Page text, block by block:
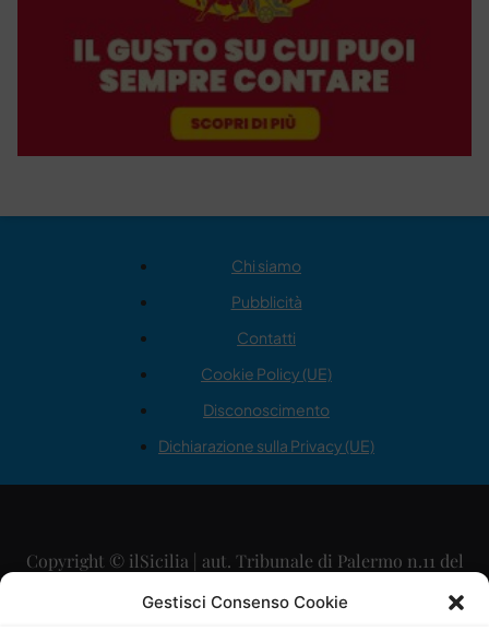
Gestisci Consenso Cookie
Chi siamo
Pubblicità
Contatti
Cookie Policy (UE)
Disconoscimento
Dichiarazione sulla Privacy (UE)
Copyright © ilSicilia | aut. Tribunale di Palermo n.11 del
29/09/2015